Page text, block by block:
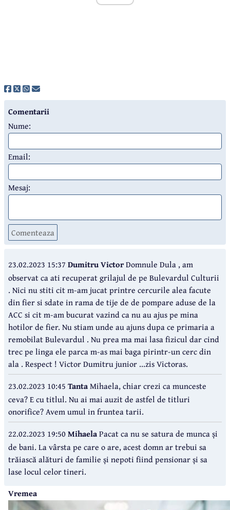
Comentarii
Nume:
Email:
Mesaj:
Comenteaza
23.02.2023 15:37 Dumitru VictorDomnule Dula , am
observat ca ati recuperat grilajul de pe Bulevardul Culturii
. Nici nu stiti cit m-am jucat printre cercurile alea facute
din fier si sdate in rama de tije de de pompare aduse de la
ACC si cit m-am bucurat vazind ca nu au ajus pe mina
hotilor de fier. Nu stiam unde au ajuns dupa ce primaria a
remobilat Bulevardul . Nu prea ma mai lasa fizicul dar cind
trec pe linga ele parca m-as mai baga pirintr-un cerc din
ala . Respect ! Victor Dumitru junior ...zis Victoras.
23.02.2023 10:45 TantaMihaela, chiar crezi ca munceste
ceva? E cu titlul. Nu ai mai auzit de astfel de titluri
onorifice? Avem umul in fruntea tarii.
22.02.2023 19:50MihaelaPacat ca nu se satura de munca și
de bani. La vârsta pe care o are, acest domn ar trebui sa
trăiască alături de familie și nepoti fiind pensionar și sa
lase locul celor tineri.
Vremea